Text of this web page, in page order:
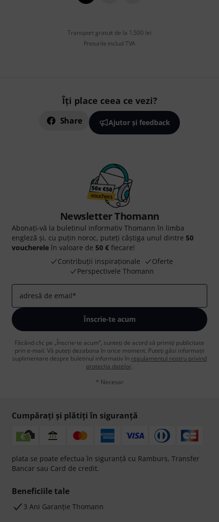
Transport gratuit de la 1.500 lei
Preturile includ TVA
Îți place ceea ce vezi?
Share Ajutor și feedback
Newsletter Thomann
Abonați-vă la buletinul informativ Thomann în limba
engleză și, cu puțin noroc, puteți câștiga unul dintre 50
voucherele în valoare de 50 € fiecare!
Contribuții inspiraționale
Oferte
Perspectivele Thomann
adresă de email*
Înscrie-te acum
Făcând clic pe „Înscrie-te acum”, sunteți de acord să primiți publicitate
prin e-mail. Vă puteți dezabona în orice moment. Puteți găsi informații
suplimentare despre buletinul informativ în regulamentul nostru privind
protecția datelor.
* Necesar
Cumpărați și plătiți în siguranță
plata se poate efectua în siguranță cu Ramburs, Transfer
Bancar sau Card de credit.
Beneficiile tale
3 Ani Garanție Thomann